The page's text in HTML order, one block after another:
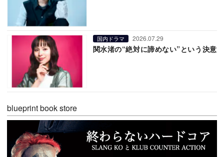
国内ドラマ 2026.07.29
関水渚の“絶対に諦めない”という決意
blueprint book store